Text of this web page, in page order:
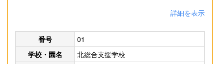
詳細を表示
番号
01
学校・園名
北総合支援学校